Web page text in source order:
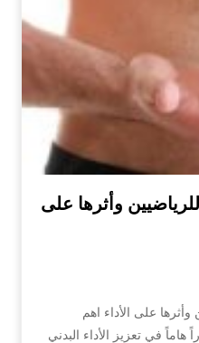
وأثرها على
وأثرها على الأداء اهم
هاماً في تعزيز الأداء البدني